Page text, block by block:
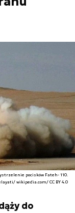
pocisków Fateh- 110.
wikipedia.com/ CC BY 4.0
do